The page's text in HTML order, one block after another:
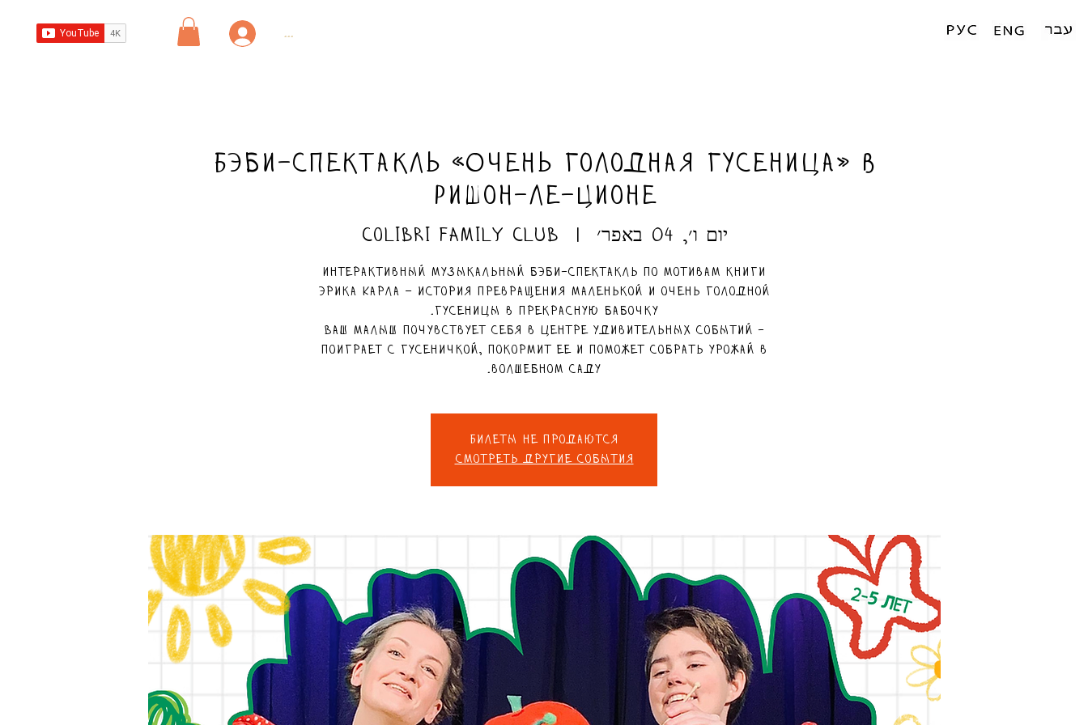
...
Бэби-спектакль «Очень голодная гусеница» в
Ришон-ле-Ционе
יום ו׳, 04 באפר׳
  |
Colibri Family Club
Интерактивный музыкальный бэби-спектакль по мотивам книги
Эрика Карла – история превращения маленькой и очень голодной
Ваш малыш почувствует себя в центре удивительных событий -
поиграет с гусеничкой, покормит ее и поможет собрать урожай в
волшебном саду.
Билеты не продаются
Смотреть другие события